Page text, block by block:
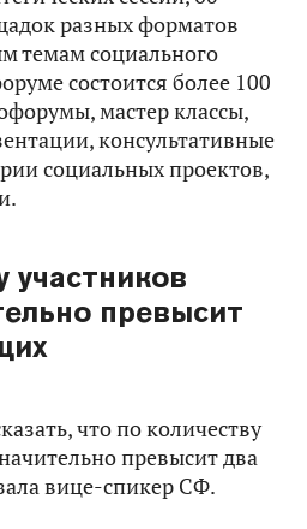
разных форматов
темам социального
состоится более 100
мастер классы,
консультативные
социальных проектов,
участников
превысит
что по количеству
превысит два
вице-спикер СФ.